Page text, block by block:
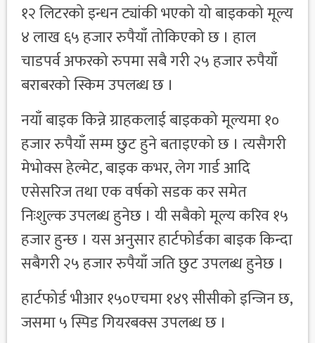
१२ लिटरको इन्धन ट्यांकी भएको यो बाइकको मूल्य
४ लाख ६५ हजार रुपैयाँ तोकिएको छ । हाल
चाडपर्व अफरको रुपमा सबै गरी २५ हजार रुपैयाँ
बराबरको स्किम उपलब्ध छ ।
नयाँ बाइक किन्ने ग्राहकलाई बाइकको मूल्यमा १०
हजार रुपैयाँ सम्म छुट हुने बताइएको छ । त्यसैगरी
मेभोक्स हेल्मेट, बाइक कभर, लेग गार्ड आदि
एसेसरिज तथा एक वर्षको सडक कर समेत
निःशुल्क उपलब्ध हुनेछ । यी सबैको मूल्य करिव १५
हजार हुन्छ । यस अनुसार हार्टफोर्डका बाइक किन्दा
सबैगरी २५ हजार रुपैयाँ जति छुट उपलब्ध हुनेछ ।
हार्टफोर्ड भीआर १५०एचमा १४९ सीसीको इन्जिन छ,
जसमा ५ स्पिड गियरबक्स उपलब्ध छ ।